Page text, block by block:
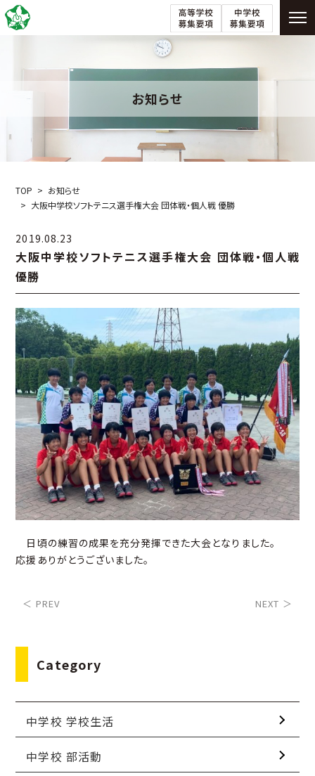
お知らせ
TOP
お知らせ
大阪中学校ソフトテニス選手権大会 団体戦・個人戦 優勝
2019.08.23
大阪中学校ソフトテニス選手権大会 団体戦・個人戦
優勝
日頃の練習の成果を充分発揮できた大会となりました。
応援ありがとうございました。
＜ PREV NEXT ＞
Category
中学校 学校生活
中学校 部活動